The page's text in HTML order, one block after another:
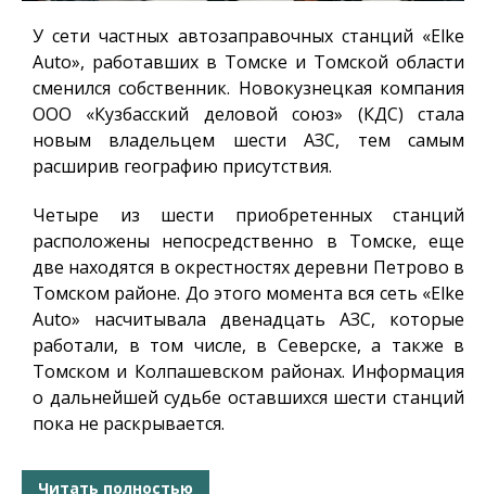
У сети частных автозаправочных станций «Elke
Auto», работавших в Томске и Томской области
сменился собственник. Новокузнецкая компания
ООО «Кузбасский деловой союз» (КДС) стала
новым владельцем шести АЗС, тем самым
расширив географию присутствия.
Четыре из шести приобретенных станций
расположены непосредственно в Томске, еще
две находятся в окрестностях деревни Петрово в
Томском районе. До этого момента вся сеть «Elke
Auto» насчитывала двенадцать АЗС, которые
работали, в том числе, в Северске, а также в
Томском и Колпашевском районах. Информация
о дальнейшей судьбе оставшихся шести станций
пока не раскрывается.
Читать полностью